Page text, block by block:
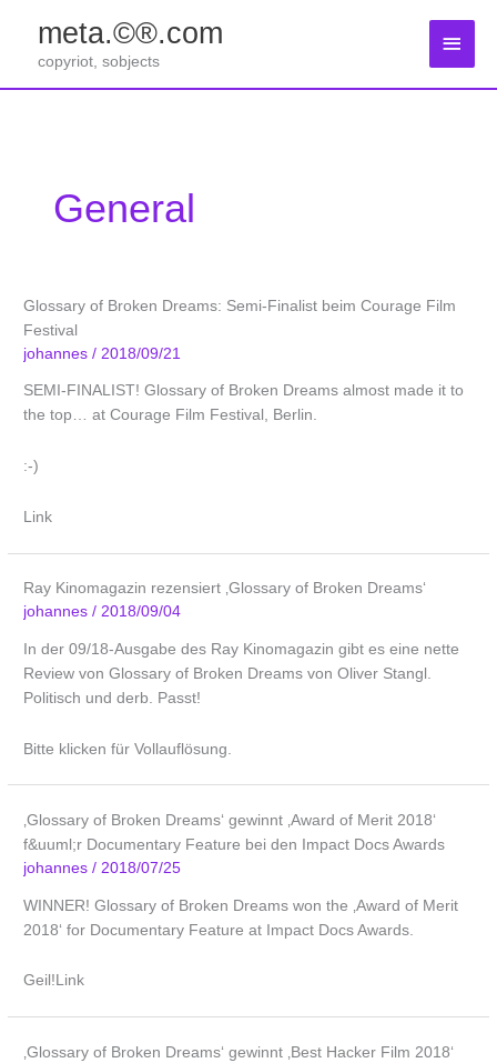
springen
meta.©®.com
copyriot, sobjects
General
Glossary of Broken Dreams: Semi-Finalist beim Courage Film
Festival
johannes/ 2018/09/21
SEMI-FINALIST! Glossary of Broken Dreams almost made it to
the top… at Courage Film Festival, Berlin.
:-)
Link
Ray Kinomagazin rezensiert ‚Glossary of Broken Dreams‘
johannes/2018/09/04
In der 09/18-Ausgabe des Ray Kinomagazin gibt es eine nette
Review von Glossary of Broken Dreams von Oliver Stangl.
Politisch und derb. Passt!
Bitte klicken für Vollauflösung.
‚Glossary of Broken Dreams‘ gewinnt ‚Award of Merit 2018‘
f&uuml;r Documentary Feature bei den Impact Docs Awards
johannes/ 2018/07/25
WINNER! Glossary of Broken Dreams won the ‚Award of Merit
2018‘ for Documentary Feature at Impact Docs Awards.
Geil!Link
‚Glossary of Broken Dreams‘ gewinnt ‚Best Hacker Film 2018‘